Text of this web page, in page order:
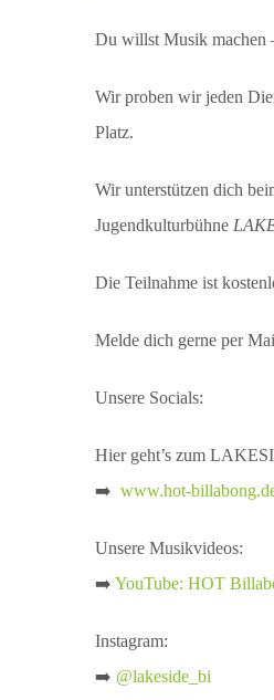
Du willst Musik machen
Wir proben wir jeden
Platz.
Wir unterstützen dich
Jugendkulturbühne
Die Teilnahme ist
Melde dich gerne per
Unsere Socials:
Hier geht’s zum
➡️ www.hot-
Unsere Musikvideos:
➡️ YouTube: HOT
Instagram:
➡️ @lakeside_bi